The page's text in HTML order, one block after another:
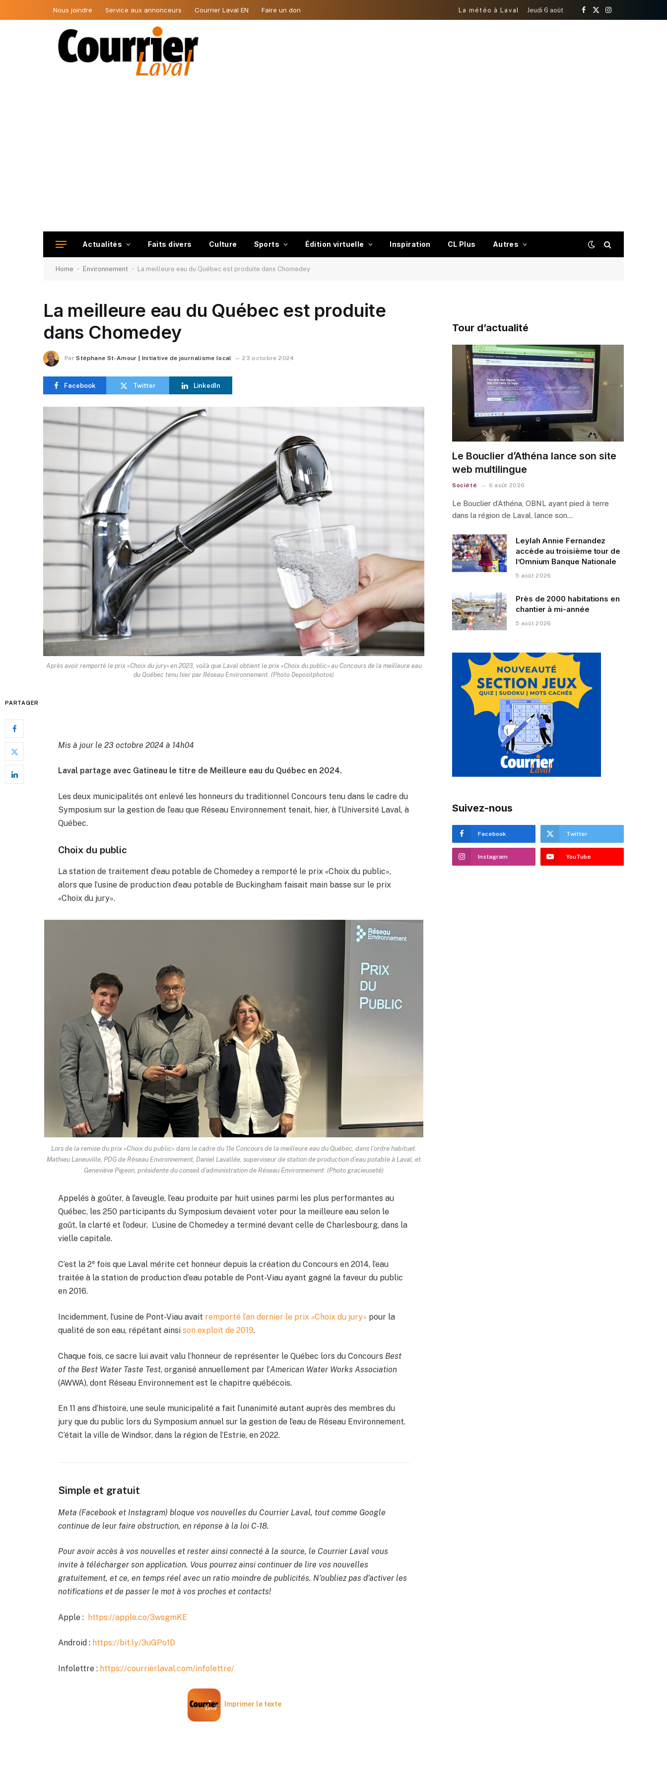
Nous joindre Service aux annonceurs Courrier Laval EN Faire un don La météo à Laval Jeudi 6 août
Facebook
X
Instagram
Actualités Faits divers Culture Sports Édition virtuelle Inspiration CL Plus Autres
Home - Environnement - La meilleure eau du Québec est produite dans Chomedey
La meilleure eau du Québec est produite
dans Chomedey
Par Stéphane St-Amour | Initiative de journalisme local 23 octobre 2024
Facebook Twitter LinkedIn
Après avoir remporté le prix «Choix du jury» en 2023, voilà que Laval obtient le prix «Choix du public» au Concours de la meilleure eau
du Québec tenu hier par Réseau Environnement. (Photo Depositphotos)
PARTAGER
Mis à jour le 23 octobre 2024 à 14h04
Laval partage avec Gatineau le titre de Meilleure eau du Québec en 2024.
Les deux municipalités ont enlevé les honneurs du traditionnel Concours tenu dans le cadre du
Symposium sur la gestion de l’eau que Réseau Environnement tenait, hier, à l’Université Laval, à
Québec.
Choix du public
La station de traitement d’eau potable de Chomedey a remporté le prix «Choix du public»,
alors que l’usine de production d’eau potable de Buckingham faisait main basse sur le prix
«Choix du jury».
Lors de la remise du prix «Choix du public» dans le cadre du 11e Concours de la meilleure eau du Québec, dans l’ordre habituel:
Mathieu Laneuville, PDG de Réseau Environnement, Daniel Lavallée, superviseur de station de production d’eau potable à Laval, et
Geneviève Pigeon, présidente du conseil d’administration de Réseau Environnement. (Photo gracieuseté)
Appelés à goûter, à l’aveugle, l’eau produite par huit usines parmi les plus performantes au
Québec, les 250 participants du Symposium devaient voter pour la meilleure eau selon le
goût, la clarté et l’odeur. L’usine de Chomedey a terminé devant celle de Charlesbourg, dans la
vielle capitale.
C’est la 2e fois que Laval mérite cet honneur depuis la création du Concours en 2014, l’eau
traitée à la station de production d’eau potable de Pont-Viau ayant gagné la faveur du public
en 2016.
Incidemment, l’usine de Pont-Viau avait remporté l’an dernier le prix «Choix du jury» pour la
qualité de son eau, répétant ainsison exploit de 2019.
Chaque fois, ce sacre lui avait valu l’honneur de représenter le Québec lors du Concours Best
of the Best Water Taste Test, organisé annuellement par l’American Water Works Association
(AWWA), dont Réseau Environnement est le chapitre québécois.
En 11 ans d’histoire, une seule municipalité a fait l’unanimité autant auprès des membres du
jury que du public lors du Symposium annuel sur la gestion de l’eau de Réseau Environnement.
C’était la ville de Windsor, dans la région de l’Estrie, en 2022.
Simple et gratuit
Meta (Facebook et Instagram) bloque vos nouvelles du Courrier Laval, tout comme Google
continue de leur faire obstruction, en réponse à la loi C-18.
Pour avoir accès à vos nouvelles et rester ainsi connecté à la source, le Courrier Laval vous
invite à télécharger son application. Vous pourrez ainsi continuer de lire vos nouvelles
gratuitement, et ce, en temps réel avec un ratio moindre de publicités. N’oubliez pas d’activer les
notifications et de passer le mot à vos proches et contacts!
Apple : https://apple.co/3wsgmKE
Android : https://bit.ly/3uGPo1D
Infolettre : https://courrierlaval.com/infolettre/
Imprimer le texte
Tour d’actualité
Le Bouclier d’Athéna lance son site
web multilingue
Société 6 août 2026
Le Bouclier d’Athéna, OBNL ayant pied à terre
dans la région de Laval, lance son…
Leylah Annie Fernandez
accède au troisième tour de
l’Omnium Banque Nationale
5 août 2026
Près de 2000 habitations en
chantier à mi-année
5 août 2026
Suivez-nous
Facebook Twitter
Instagram YouTube